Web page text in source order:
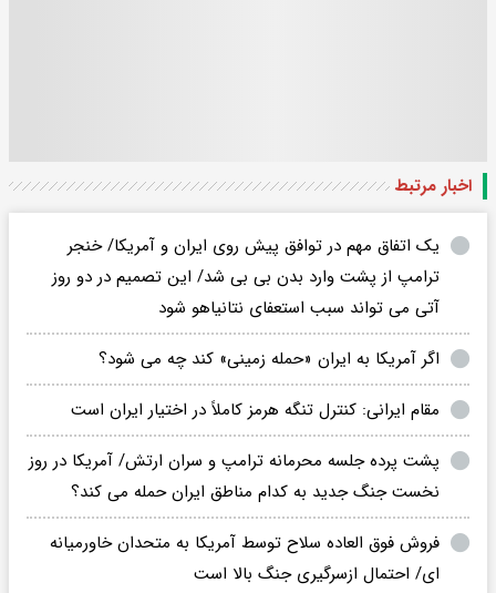
اخبار مرتبط
یک اتفاق مهم در توافق پیش روی ایران و آمریکا/ خنجر
ترامپ از پشت وارد بدن بی بی شد/ این تصمیم در دو روز
آتی می تواند سبب استعفای نتانیاهو شود
اگر آمریکا به ایران «حمله زمینی» کند چه می شود؟
مقام ایرانی: کنترل تنگه هرمز کاملاً در اختیار ایران است
پشت پرده جلسه محرمانه ترامپ و سران ارتش/ آمریکا در روز
نخست جنگ جدید به کدام مناطق ایران حمله می کند؟
فروش فوق العاده سلاح توسط آمریکا به متحدان خاورمیانه
ای/ احتمال ازسرگیری جنگ بالا است